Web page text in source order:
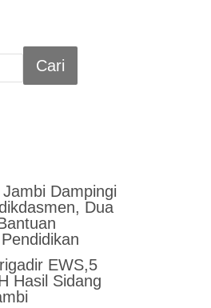
Cari
Dampingi
Dua
EWS,5
Hasil Sidang